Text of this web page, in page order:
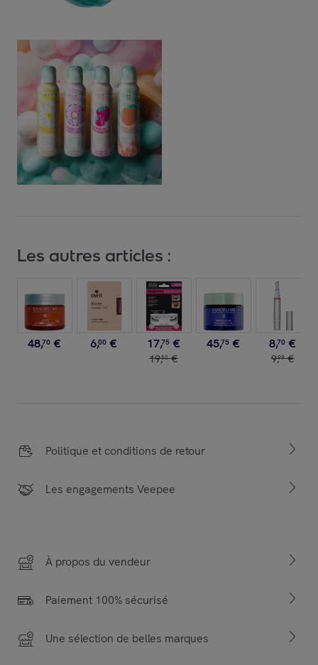
Les autres articles :
48,70 € 6,00 € 17,75 €
19,50 €
45,75 € 8,70 €
9,99 €
Politique et conditions de retour
Les engagements Veepee
À propos du vendeur
Paiement 100% sécurisé
Une sélection de belles marques